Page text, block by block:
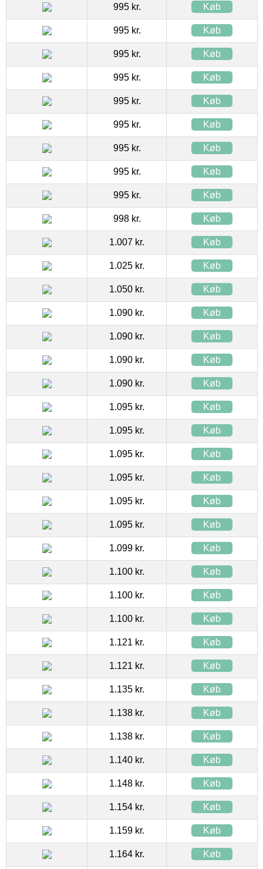
995 kr. Køb
995 kr. Køb
995 kr. Køb
995 kr. Køb
995 kr. Køb
995 kr. Køb
995 kr. Køb
995 kr. Køb
995 kr. Køb
998 kr. Køb
1.007 kr. Køb
1.025 kr. Køb
1.050 kr. Køb
1.090 kr. Køb
1.090 kr. Køb
1.090 kr. Køb
1.090 kr. Køb
1.095 kr. Køb
1.095 kr. Køb
1.095 kr. Køb
1.095 kr. Køb
1.095 kr. Køb
1.095 kr. Køb
1.099 kr. Køb
1.100 kr. Køb
1.100 kr. Køb
1.100 kr. Køb
1.121 kr. Køb
1.121 kr. Køb
1.135 kr. Køb
1.138 kr. Køb
1.138 kr. Køb
1.140 kr. Køb
1.148 kr. Køb
1.154 kr. Køb
1.159 kr. Køb
1.164 kr. Køb